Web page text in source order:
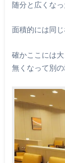
随分と広くなっ
面積的には同
確かここには
無くなって別の